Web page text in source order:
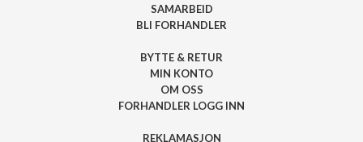
SAMARBEID
BLI FORHANDLER
BYTTE & RETUR
MIN KONTO
OM OSS
FORHANDLER LOGG INN
REKLAMASJON